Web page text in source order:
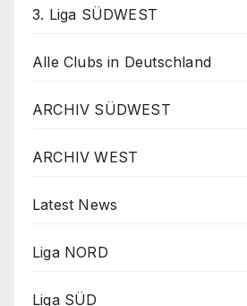
3. Liga SÜDWEST
Alle Clubs in Deutschland
ARCHIV SÜDWEST
ARCHIV WEST
Latest News
Liga NORD
Liga SÜD